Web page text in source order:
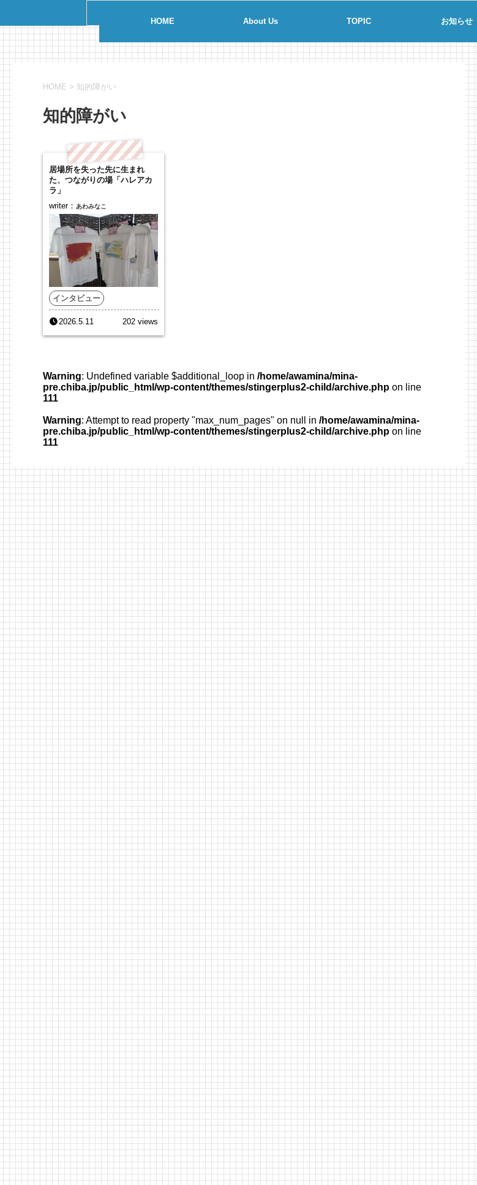
HOME About Us TOPIC お知らせ
HOME > 知的障がい
知的障がい
居場所を失った先に生まれ
た、つながりの場「ハレアカ
ラ」
writer： あわみなこ
インタビュー
2026.5.11 202 views
Warning: Undefined variable $additional_loop in /home/awamina/mina-
pre.chiba.jp/public_html/wp-content/themes/stingerplus2-child/archive.php on line
111
Warning: Attempt to read property "max_num_pages" on null in /home/awamina/mina-
pre.chiba.jp/public_html/wp-content/themes/stingerplus2-child/archive.php on line
111